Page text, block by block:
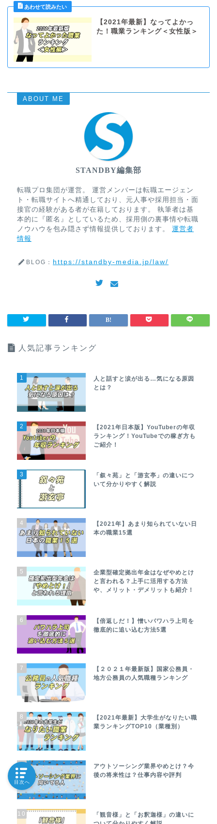
【2021年最新】なってよかっ
た！職業ランキング＜女性版＞
ABOUT ME
STANDBY編集部
転職プロ集団が運営。 運営メンバーは転職エージェン
ト・転職サイトへ精通しており、元人事や採用担当・面
接官の経験がある者が在籍しております。 執筆者は基
本的に『匿名』としているため、採用側の裏事情や転職
ノウハウを包み隠さず情報提供しております。 運営者
情報
BLOG： https://standby-media.jp/law/
人気記事ランキング
1
人と話すと涙が出る…気になる原因
とは？
2
【2021年日本版】YouTuberの年収
ランキング！YouTubeでの稼ぎ方も
ご紹介！
3
「叙々苑」と「游玄亭」の違いにつ
いて分かりやすく解説
4
【2021年】あまり知られていない日
本の職業15選
5
企業型確定拠出年金はなぜやめとけ
と言われる？上手に活用する方法
や、メリット・デメリットも紹介！
6
【倍返しだ！】憎いパワハラ上司を
徹底的に追い込む方法5選
7
【２０２１年最新版】国家公務員・
地方公務員の人気職種ランキング
8
【2021年最新】大学生がなりたい職
業ランキングTOP10（業種別）
アウトソーシング業界やめとけ？今
後の将来性は？仕事内容や評判
10
「観音様」と「お釈迦様」の違いに
目次へ